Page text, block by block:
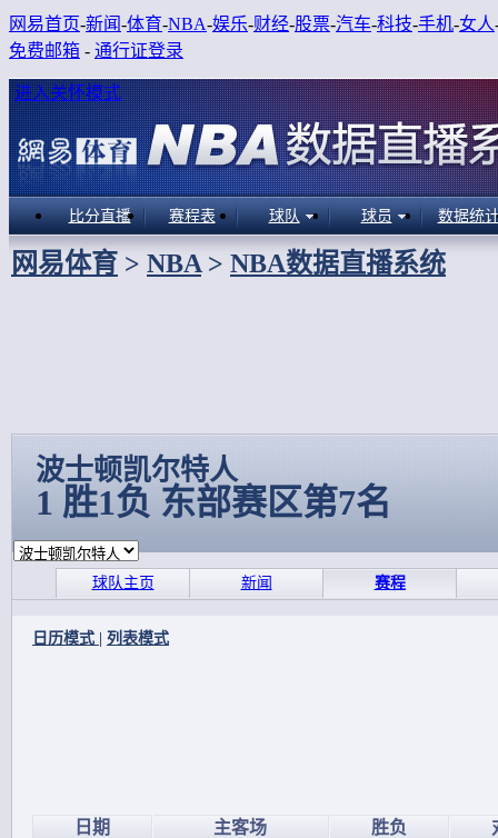
网易首页-新闻-体育-NBA-娱乐-财经-股票-汽车-科技-手机-女人
免费邮箱 - 通行证登录
进入关怀模式
比分直播 赛程表 球队 球员 数据统
网易体育 > NBA > NBA数据直播系统
波士顿凯尔特人
1 胜1负 东部赛区第7名
球队主页 新闻 赛程
日历模式 列表模式
日期 主客场 胜负